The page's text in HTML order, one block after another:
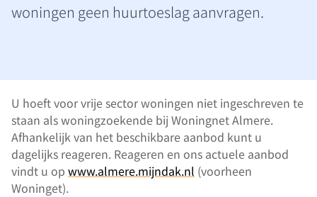
woningen geen huurtoeslag aanvragen.
U hoeft voor vrije sector woningen niet ingeschreven te
staan als woningzoekende bij Woningnet Almere.
Afhankelijk van het beschikbare aanbod kunt u
dagelijks reageren. Reageren en ons actuele aanbod
vindt u op www.almere.mijndak.nl (voorheen
Woninget).